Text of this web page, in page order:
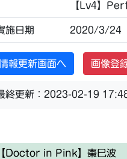
【Lv4】
施日期 2020/3/24
報更新画面へ 画像登
終更新：2023-02-19
【Doctor in Pink】棗巳波